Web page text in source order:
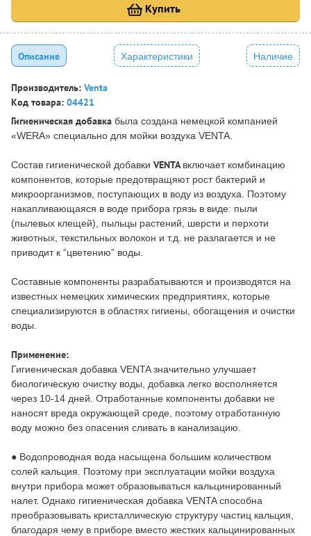
Купить
Описание Характеристики Наличие
Производитель: Venta
Код товара: 04421
Гигиеническая добавка была создана немецкой компанией
«WERA» специально для мойки воздуха VENTA.
Состав гигиенической добавки VENTAвключает комбинацию
компонентов, которые предотвращяют рост бактерий и
микроорганизмов, поступающих в воду из воздуха. Поэтому
накапливающаяся в воде прибора грязь в виде: пыли
(пылевых клещей), пыльцы растений, шерсти и перхоти
животных, текстильных волокон и т.д. не разлагается и не
приводит к “цветению” воды.
Составные компоненты разрабатываются и производятся на
известных немецких химических предприятиях, которые
специализируются в областях гигиены, обогащения и очистки
воды.
Применение:
Гигиеническая добавка VENTA значительно улучшает
биологическую очистку воды, добавка легко восполняется
через 10-14 дней. Отработанные компоненты добавки не
наносят вреда окружающей среде, поэтому отработанную
воду можно без опасения сливать в канализацию.
● Водопроводная вода насыщена большим количеством
солей кальция. Поэтому при эксплуатации мойки воздуха
внутри прибора может образовываться кальцинированный
налет. Однако гигиеническая добавка VENTA способна
преобразовывать кристаллическую структуру частиц кальция,
благодаря чему в приборе вместо жестких кальцинированных